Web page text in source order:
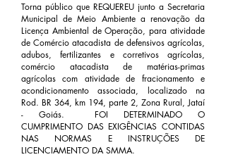
Torna público que REQUEREU junto a Secretaria
Municipal de Meio Ambiente a renovação da
Licença Ambiental de Operação, para atividade
de Comércio atacadista de defensivos agrícolas,
adubos, fertilizantes e corretivos agrícolas,
comércio atacadista de matérias-primas
agrícolas com atividade de fracionamento e
acondicionamento associada, localizado na
Rod. BR 364, km 194, parte 2, Zona Rural, Jataí
- Goiás. FOI DETERMINADO O
CUMPRIMENTO DAS EXIGÊNCIAS CONTIDAS
NAS NORMAS E INSTRUÇÕES DE
LICENCIAMENTO DA SMMA.